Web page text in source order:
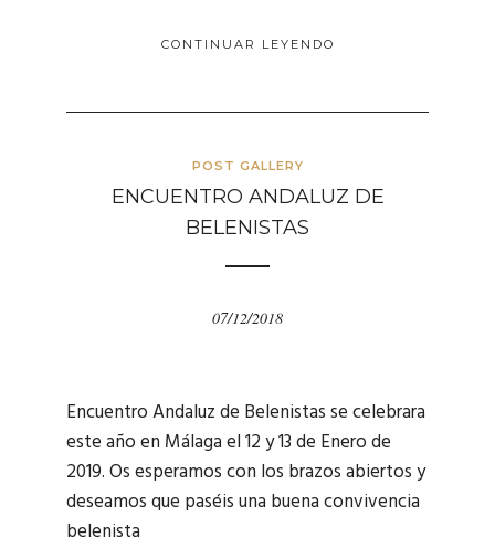
CONTINUAR LEYENDO
POST GALLERY
ENCUENTRO ANDALUZ DE
BELENISTAS
07/12/2018
Encuentro Andaluz de Belenistas se celebrara
este año en Málaga el 12 y 13 de Enero de
2019. Os esperamos con los brazos abiertos y
deseamos que paséis una buena convivencia
belenista